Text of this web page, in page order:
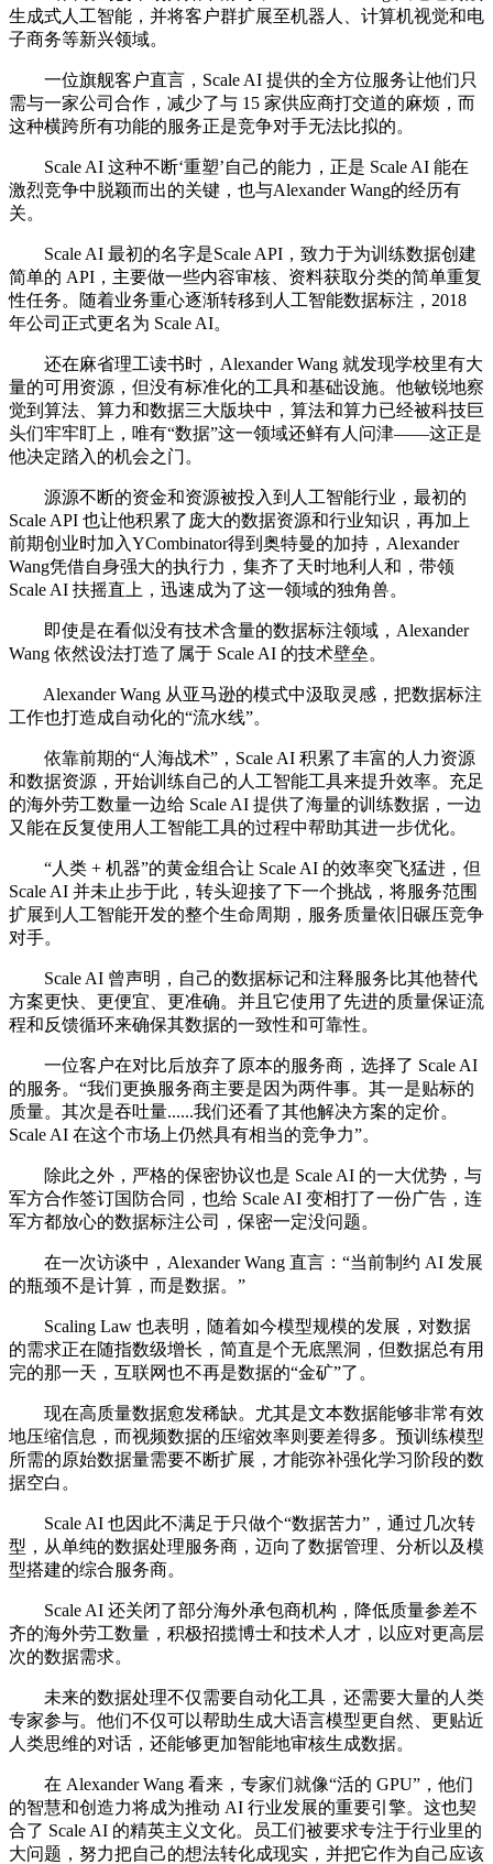
生成式人工智能，并将客户群扩展至机器人、计算机视觉和电
子商务等新兴领域。
一位旗舰客户直言，Scale AI 提供的全方位服务让他们只
需与一家公司合作，减少了与 15 家供应商打交道的麻烦，而
这种横跨所有功能的服务正是竞争对手无法比拟的。
Scale AI 这种不断‘重塑’自己的能力，正是 Scale AI 能在
激烈竞争中脱颖而出的关键，也与Alexander Wang的经历有
关。
Scale AI 最初的名字是Scale API，致力于为训练数据创建
简单的 API，主要做一些内容审核、资料获取分类的简单重复
性任务。随着业务重心逐渐转移到人工智能数据标注，2018
年公司正式更名为 Scale AI。
还在麻省理工读书时，Alexander Wang 就发现学校里有大
量的可用资源，但没有标准化的工具和基础设施。他敏锐地察
觉到算法、算力和数据三大版块中，算法和算力已经被科技巨
头们牢牢盯上，唯有“数据”这一领域还鲜有人问津——这正是
他决定踏入的机会之门。
源源不断的资金和资源被投入到人工智能行业，最初的
Scale API 也让他积累了庞大的数据资源和行业知识，再加上
前期创业时加入YCombinator得到奥特曼的加持，Alexander
Wang凭借自身强大的执行力，集齐了天时地利人和，带领
Scale AI 扶摇直上，迅速成为了这一领域的独角兽。
即使是在看似没有技术含量的数据标注领域，Alexander
Wang 依然设法打造了属于 Scale AI 的技术壁垒。
Alexander Wang 从亚马逊的模式中汲取灵感，把数据标注
工作也打造成自动化的“流水线”。
依靠前期的“人海战术”，Scale AI 积累了丰富的人力资源
和数据资源，开始训练自己的人工智能工具来提升效率。充足
的海外劳工数量一边给 Scale AI 提供了海量的训练数据，一边
又能在反复使用人工智能工具的过程中帮助其进一步优化。
“人类 + 机器”的黄金组合让 Scale AI 的效率突飞猛进，但
Scale AI 并未止步于此，转头迎接了下一个挑战，将服务范围
扩展到人工智能开发的整个生命周期，服务质量依旧碾压竞争
对手。
Scale AI 曾声明，自己的数据标记和注释服务比其他替代
方案更快、更便宜、更准确。并且它使用了先进的质量保证流
程和反馈循环来确保其数据的一致性和可靠性。
一位客户在对比后放弃了原本的服务商，选择了 Scale AI
的服务。“我们更换服务商主要是因为两件事。其一是贴标的
质量。其次是吞吐量......我们还看了其他解决方案的定价。
Scale AI 在这个市场上仍然具有相当的竞争力”。
除此之外，严格的保密协议也是 Scale AI 的一大优势，与
军方合作签订国防合同，也给 Scale AI 变相打了一份广告，连
军方都放心的数据标注公司，保密一定没问题。
在一次访谈中，Alexander Wang 直言：“当前制约 AI 发展
的瓶颈不是计算，而是数据。”
Scaling Law 也表明，随着如今模型规模的发展，对数据
的需求正在随指数级增长，简直是个无底黑洞，但数据总有用
完的那一天，互联网也不再是数据的“金矿”了。
现在高质量数据愈发稀缺。尤其是文本数据能够非常有效
地压缩信息，而视频数据的压缩效率则要差得多。预训练模型
所需的原始数据量需要不断扩展，才能弥补强化学习阶段的数
据空白。
Scale AI 也因此不满足于只做个“数据苦力”，通过几次转
型，从单纯的数据处理服务商，迈向了数据管理、分析以及模
型搭建的综合服务商。
Scale AI 还关闭了部分海外承包商机构，降低质量参差不
齐的海外劳工数量，积极招揽博士和技术人才，以应对更高层
次的数据需求。
未来的数据处理不仅需要自动化工具，还需要大量的人类
专家参与。他们不仅可以帮助生成大语言模型更自然、更贴近
人类思维的对话，还能够更加智能地审核生成数据。
在 Alexander Wang 看来，专家们就像“活的 GPU”，他们
的智慧和创造力将成为推动 AI 行业发展的重要引擎。这也契
合了 Scale AI 的精英主义文化。员工们被要求专注于行业里的
大问题，努力把自己的想法转化成现实，并把它作为自己应该